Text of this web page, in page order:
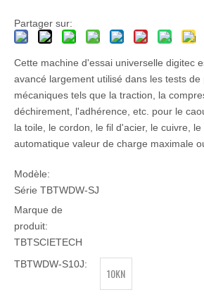
Partager sur:
Cette machine d'essai universelle digitec
avancé largement utilisé dans les tests
mécaniques tels que la traction, la
déchirement, l'adhérence, etc. pour le
la toile, le cordon, le fil d'acier, le cuivre,
automatique valeur de charge maximale
Modèle:
Série TBTWDW-SJ
Marque de
produit:
TBTSCIETECH
TBTWDW-S10J:
10KN